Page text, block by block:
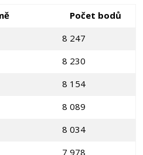
Počet bodů
8 247
8 230
8 154
8 089
8 034
7 978